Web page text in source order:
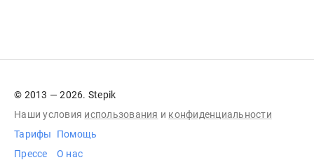
© 2013 — 2026. Stepik
Наши условия использования и конфиденциальности
Тарифы
Прессе
Помощь
О нас